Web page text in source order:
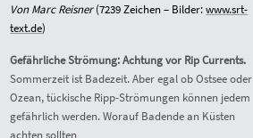
Von Marc Reisner(7239Zeichen – Bilder:www.srt-
text.de)
Gefährliche Strömung: Achtung vor Rip Currents.
Sommerzeit ist Badezeit. Aber egal ob Ostsee oder
Ozean, tückische Ripp-Strömungen können jedem
gefährlich werden. Worauf Badende an Küsten
achten sollten